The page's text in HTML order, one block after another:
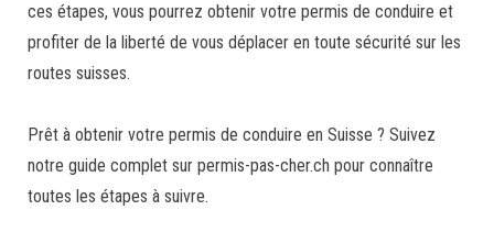
ces étapes, vous pourrez obtenir votre permis de conduire et
profiter de la liberté de vous déplacer en toute sécurité sur les
routes suisses.
Prêt à obtenir votre permis de conduire en Suisse ? Suivez
notre guide complet sur permis-pas-cher.ch pour connaître
toutes les étapes à suivre.